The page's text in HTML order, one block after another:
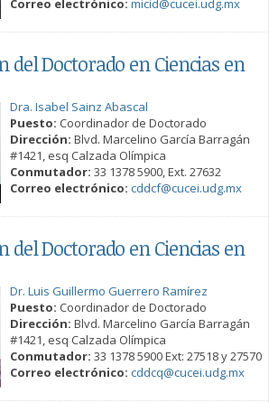
Correo electrónico: micid@cucei.udg.mx
del Doctorado en Ciencias en
Dra. Isabel Sainz Abascal
Puesto: Coordinador de Doctorado
Dirección: Blvd. Marcelino García Barragán
#1421, esq Calzada Olímpica
Conmutador: 33 1378 5900, Ext. 27632
Correo electrónico: cddcf@cucei.udg.mx
del Doctorado en Ciencias en
Dr. Luis Guillermo Guerrero Ramírez
Puesto: Coordinador de Doctorado
Dirección: Blvd. Marcelino García Barragán
#1421, esq Calzada Olímpica
Conmutador: 33 1378 5900 Ext: 27518 y 27570
Correo electrónico: cddcq@cucei.udg.mx